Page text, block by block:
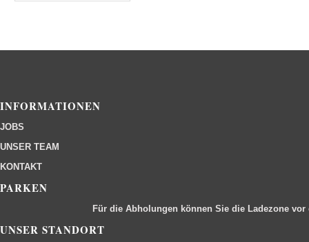
INFORMATIONEN
JOBS
UNSER TEAM
KONTAKT
PARKEN
Für die Abholungen können Sie die Ladezone
UNSER STANDORT